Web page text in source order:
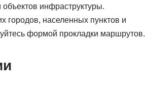
инфраструктуры.
городов, населенных пунктов и
формой прокладки маршрутов.